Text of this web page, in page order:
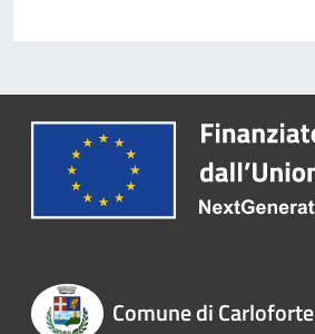
Comune di Carloforte